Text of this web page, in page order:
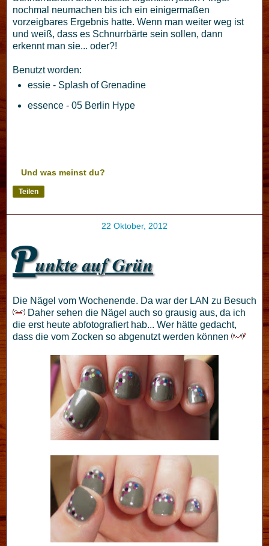
nochmal neumachen bis ich ein einigermaßen
vorzeigbares Ergebnis hatte. Wenn man weiter weg ist
und weiß, dass es Schnurrbärte sein sollen, dann
erkennt man sie... oder?!
Benutzt worden:
essie - Splash of Grenadine
essence - 05 Berlin Hype
Und was meinst du?
Teilen
22 Oktober, 2012
Punkte auf Grün
Die Nägel vom Wochenende. Da war der LAN zu Besuch
Daher sehen die Nägel auch so grausig aus, da ich
die erst heute abfotografiert hab... Wer hätte gedacht,
dass die vom Zocken so abgenutzt werden können